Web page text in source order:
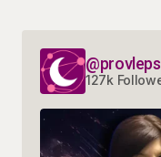
127k